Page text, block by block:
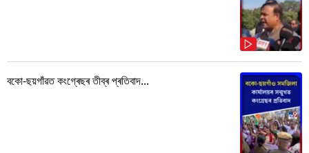
বকো-ছয়গাঁৱত কংগ্ৰেছৰ তীব্ৰ প্ৰতিবাদ...